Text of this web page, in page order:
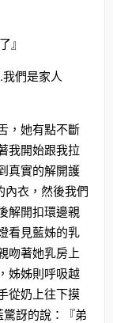
』
們是家人
，她有點不斷
我開始跟我拉
真實的解開護
內衣，然後我們
解開扣環邊親
看見藍姊的乳
吻著她乳房上
姊姊則呼吸越
從奶上往下摸
訝的說：『弟